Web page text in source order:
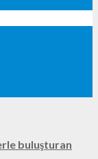
buluşturan